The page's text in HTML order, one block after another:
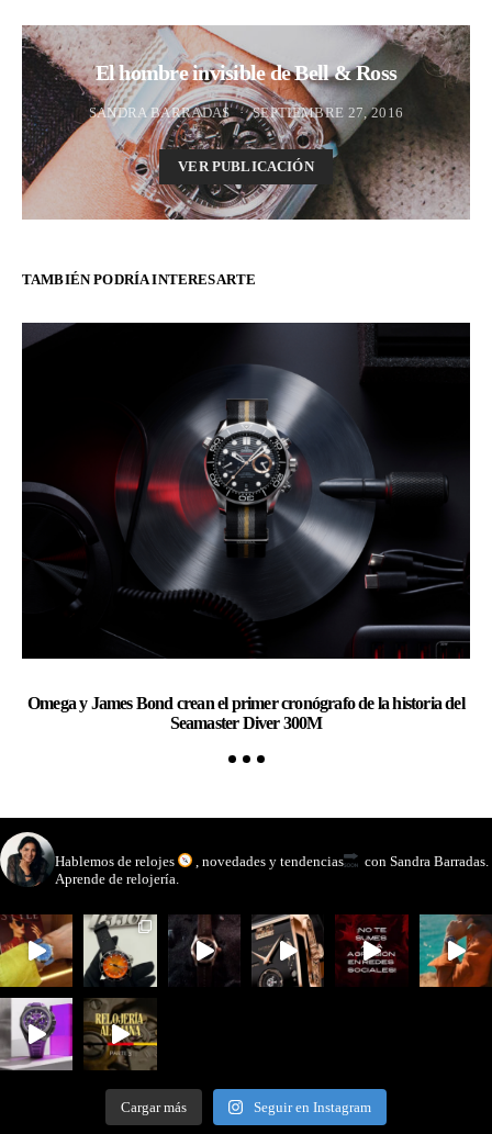
El hombre invisible de Bell & Ross
SANDRA BARRADAS SEPTIEMBRE 27, 2016
VER PUBLICACIÓN
TAMBIÉN PODRÍA INTERESARTE
Omega y James Bond crean el primer cronógrafo de la historia del
Seamaster Diver 300M
Hablemos de relojes , novedades y tendencias
con Sandra Barradas.
Aprende de relojería.
Cargar más Seguir en Instagram